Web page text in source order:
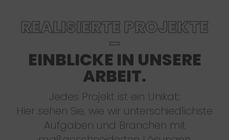
REALISIERTE PROJEKTE
–
EINBLICKE IN UNSERE
ARBEIT.
Jedes Projekt ist ein Unikat:
Hier sehen Sie, wie wir unterschiedlichste
Aufgaben und Branchen mit